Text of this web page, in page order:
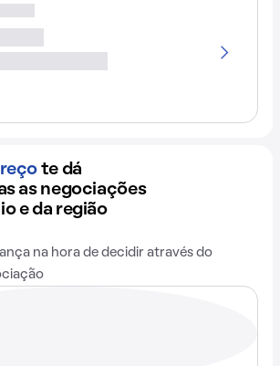
te dá
as negociações
e da região
na hora de decidir através do